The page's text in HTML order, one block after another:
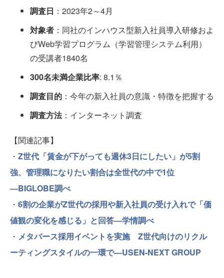
調査日 ：2023年2～4月
対象者 ：同社のインハウス型新入社員導入研修およ
びWeb学習プログラム（学習管理システム利用）
の受講者1840名
300名未満企業比率: 8.1％
調査目的 ：今年の新入社員の意識・特徴を把握する
調査方法：インターネット調査
【関連記事】
・ Z世代「賃金が下がっても週休3日にしたい」が5割
強、管理職になりたい割合は全世代の中で1位
―BIGLOBE調べ
・ 6割の企業がZ世代の採用や新入社員の受け入れで「価
値観の変化を感じる」と回答―学情調べ
・ メタバース採用イベントを実施 Z世代向けのリクル
ーティングスタイルの一環で—USEN-NEXT GROUP